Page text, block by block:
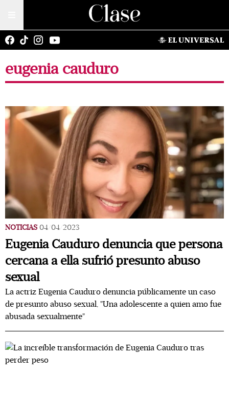
eugenia cauduro
NOTICIAS 04/04/2023
Eugenia Cauduro denuncia que persona
cercana a ella sufrió presunto abuso
sexual
La actriz Eugenia Cauduro denuncia públicamente un caso
de presunto abuso sexual, "Una adolescente a quien amo fue
abusada sexualmente"